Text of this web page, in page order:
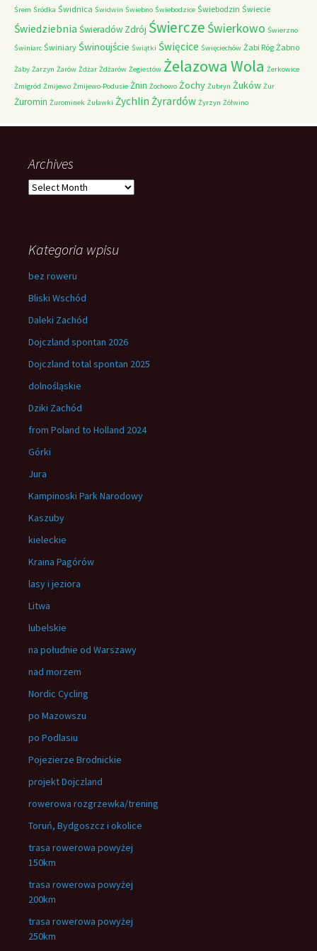
Śrem Śródka Świdnica Świdwin Świebno Świebodzice Świebodzin Świecie
Świedziebnia Świeradów Zdrój Świercze Świerkowo Świerzno
Świniarc Świniary Świnoujście Świątki Święcice Święciechów Żabi Róg Żabno
Żaby Żarzyn Żarów Żdżar Żdżarów Żegiestów Żelazowa Wola Żerkowice
Żmigród Żmijewo Żmijewo-Podusie Żnin Żochowo Żochy Żubryn Żuków Żur
Żuromin Żurominek Żuławki Żychlin Żyrardów Żyrzyn Żółwino
Archives
Archives
Kategoria wpisu
bez roweru
Bliski Wschód
Daleki Zachód
Dojczland spontan 2026
Dojczland total spontan 2025
dolnośląskie
Dziki Zachód
from Poland to Holland 2024
Górki
Jura
Kampinoski Park Narodowy
Kaszuby
kieleckie
Kraina Pagórów
lasy i jeziora
Litwa
lubelskie
na południe od Warszawy
nad morzem
Nordic Cycling
po Mazowszu
po Podlasiu
Pojezierze Brodnickie
projekt Dojczland
rowerowa rozgrzewka/trening
Toruń, Bydgoszcz i okolice
trasa rowerowa powyżej
150km
trasa rowerowa powyżej
200km
trasa rowerowa powyżej
250km